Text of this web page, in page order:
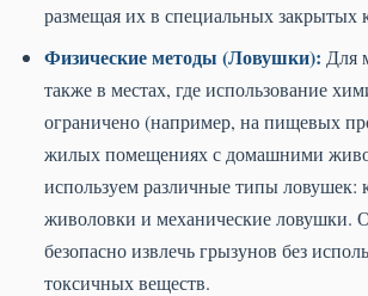
размещая их в специальных закрытых
Физические методы (Ловушки): Для
также в местах, где использование
ограничено (например, на пищевых
жилых помещениях с домашними
используем различные типы ловушек:
живоловки и механические ловушки.
безопасно извлечь грызунов без
токсичных веществ.